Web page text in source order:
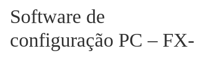
Software de
configuração PC – FX-